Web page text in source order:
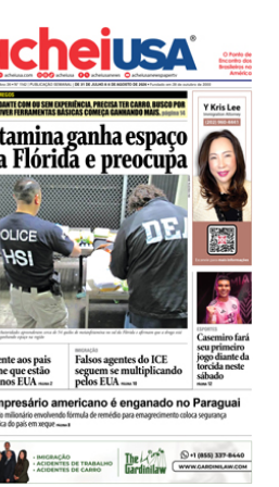
oficialmente como fruto